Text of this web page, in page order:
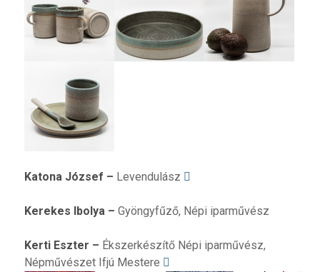
Katona József – Levendulász
Kerekes Ibolya – Gyöngyfűző, Népi iparművész
Kerti Eszter – Ékszerkészítő Népi iparművész,
Népművészet Ifjú Mestere